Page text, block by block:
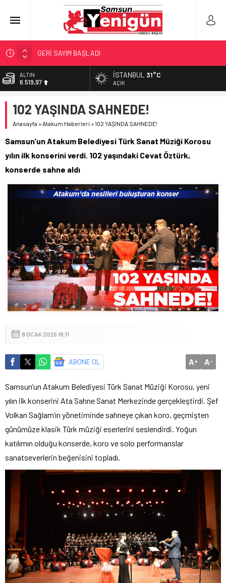
GERİ SAYIM BAŞLADI
SAMSUNSPOR’DA HEDEF 5’İNCİLİK!
‘BAFRA’YA YATIRIM YAPIN!’
YÖNETİCİ SEÇERKEN YAPILAN EN BÜYÜK HATALAR
ALTIN
6.519,97
13.798,82
DOLAR
55,0112
İSTANBUL 31°C
AÇIK
102 YAŞINDA SAHNEDE!
Anasayfa »Atakum Haberleri »102 YAŞINDA SAHNEDE!
Samsun’un Atakum Belediyesi Türk Sanat Müziği Korosu
yılın ilk konserini verdi. 102 yaşındaki Cevat Öztürk,
konserde sahne aldı
8 OCAK 2026 18:11
ABONE OL A+ A-
Samsun’un Atakum Belediyesi Türk Sanat Müziği Korosu, yeni
yılın ilk konserini Ata Sahne Sanat Merkezinde gerçekleştirdi. Şef
Volkan Sağlam’ın yönetiminde sahneye çıkan koro, geçmişten
günümüze klasik Türk müziği eserlerini seslendirdi. Yoğun
katılımın olduğu konserde, koro ve solo performanslar
sanatseverlerin beğenisini topladı.